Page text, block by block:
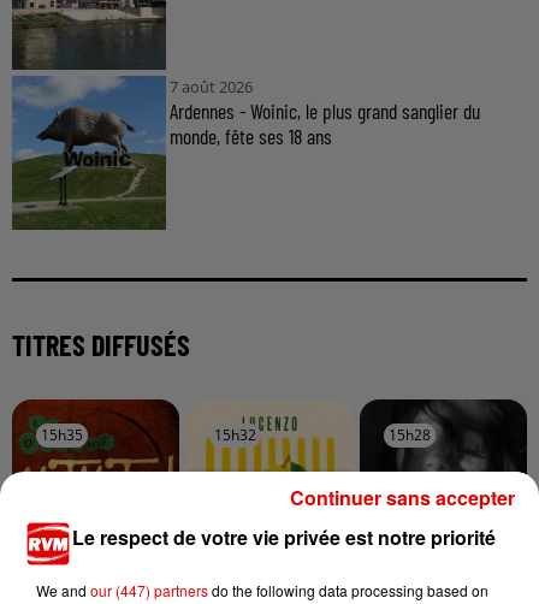
7 août 2026
Ardennes - Woinic, le plus grand sanglier du
monde, fête ses 18 ans
TITRES DIFFUSÉS
15h35
15h35
MATMATAH
15h32
15h32
LUCENZO
15h28
15h28
ARIANA GRANDE
Le respect de votre vie privée est notre priorité
We and our (447) partnersdo the following data processing based on
Continuer sans accepter